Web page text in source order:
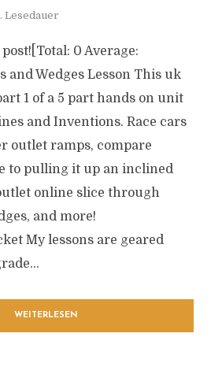
Lesedauer
0 Average:
and Wedges Lesson This uk
1 of a 5 part hands on unit
and Inventions. Race cars
outlet ramps, compare
to pulling it up an inclined
online slice through
and more!
My lessons are geared
WEITERLESEN